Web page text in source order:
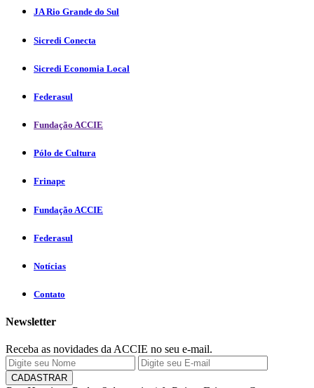
JA Rio Grande do Sul
Sicredi Conecta
Sicredi Economia Local
Federasul
Fundação ACCIE
Pólo de Cultura
Frinape
Fundação ACCIE
Federasul
Notícias
Contato
Newsletter
Receba as novidades da ACCIE no seu e-mail.